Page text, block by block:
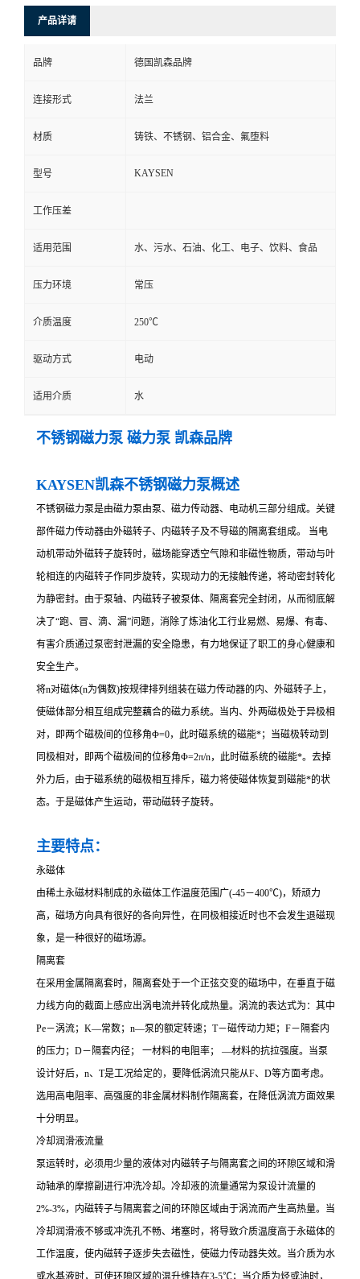
产品详请
品牌 德国凯森品牌
连接形式 法兰
材质 铸铁、不锈钢、铝合金、氟堕料
型号 KAYSEN
工作压差
适用范围 水、污水、石油、化工、电子、饮料、食品
压力环境 常压
介质温度 250℃
驱动方式 电动
适用介质 水
不锈钢磁力泵 磁力泵 凯森品牌
KAYSEN凯森不锈钢磁力泵概述
不锈钢磁力泵是由磁力泵由泵、磁力传动器、电动机三部分组成。关键
部件磁力传动器由外磁转子、内磁转子及不导磁的隔离套组成。 当电
动机带动外磁转子旋转时，磁场能穿透空气隙和非磁性物质，带动与叶
轮相连的内磁转子作同步旋转，实现动力的无接触传递，将动密封转化
为静密封。由于泵轴、内磁转子被泵体、隔离套完全封闭，从而彻底解
决了“跑、冒、滴、漏”问题，消除了炼油化工行业易燃、易爆、有毒、
有害介质通过泵密封泄漏的安全隐患，有力地保证了职工的身心健康和
安全生产。
将n对磁体(n为偶数)按规律排列组装在磁力传动器的内、外磁转子上，
使磁体部分相互组成完整藕合的磁力系统。当内、外两磁极处于异极相
对，即两个磁极间的位移角Φ=0，此时磁系统的磁能*；当磁极转动到
同极相对，即两个磁极间的位移角Φ=2π/n，此时磁系统的磁能*。去掉
外力后，由于磁系统的磁极相互排斥，磁力将使磁体恢复到磁能*的状
态。于是磁体产生运动，带动磁转子旋转。
主要特点：
永磁体
由稀土永磁材料制成的永磁体工作温度范围广(-45－400℃)，矫顽力
高，磁场方向具有很好的各向异性，在同极相接近时也不会发生退磁现
象，是一种很好的磁场源。
隔离套
在采用金属隔离套时，隔离套处于一个正弦交变的磁场中，在垂直于磁
力线方向的截面上感应出涡电流并转化成热量。涡流的表达式为：其中
Pe－涡流；K—常数；n—泵的额定转速；T－磁传动力矩；F－隔套内
的压力；D－隔套内径； 一材料的电阻率； —材料的抗拉强度。当泵
设计好后，n、T是工况给定的，要降低涡流只能从F、D等方面考虑。
选用高电阻率、高强度的非金属材料制作隔离套，在降低涡流方面效果
十分明显。
冷却润滑液流量
泵运转时，必须用少量的液体对内磁转子与隔离套之间的环隙区域和滑
动轴承的摩擦副进行冲洗冷却。冷却液的流量通常为泵设计流量的
2%-3%，内磁转子与隔离套之间的环隙区域由于涡流而产生高热量。当
冷却润滑液不够或冲洗孔不畅、堵塞时，将导致介质温度高于永磁体的
工作温度，使内磁转子逐步失去磁性，使磁力传动器失效。当介质为水